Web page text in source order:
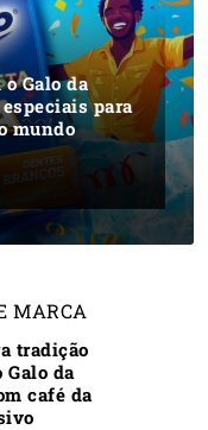
Galo da
para
mundo
MARCA
tradição
da
café da